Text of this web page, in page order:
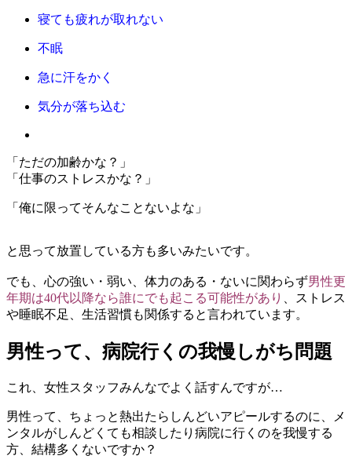
寝ても疲れが取れない
不眠
急に汗をかく
気分が落ち込む
「ただの加齢かな？」
「仕事のストレスかな？」
「俺に限ってそんなことないよな」
と思って放置している方も多いみたいです。
でも、心の強い・弱い、体力のある・ないに関わらず男性更
年期は40代以降なら誰にでも起こる可能性があり
、ストレス
や睡眠不足、生活習慣も関係すると言われています。
男性って、病院行くの我慢しがち問題
これ、女性スタッフみんなでよく話すんですが…
男性って、ちょっと熱出たらしんどいアピールするのに、メ
ンタルがしんどくても相談したり病院に行くのを我慢する
方、結構多くないですか？